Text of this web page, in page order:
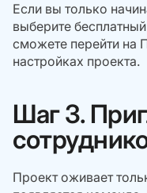
Если вы только
выберите
сможете перейти на
настройках проекта.
Шаг 3.
Проект оживает